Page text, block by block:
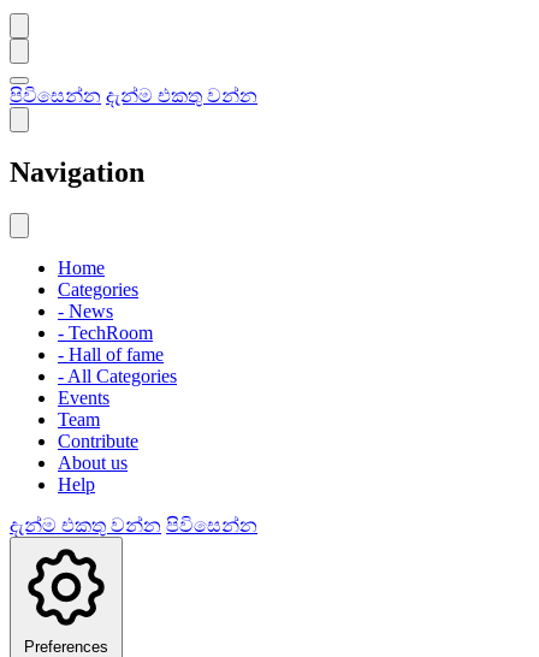
පිවිසෙන්න දැන්ම එකතු වන්න
Navigation
Home
Categories
- News
- TechRoom
- Hall of fame
- All Categories
Events
Team
Contribute
About us
Help
දැන්ම එකතු වන්න පිවිසෙන්න
Preferences